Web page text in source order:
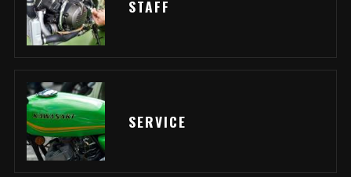
STAFF
SERVICE